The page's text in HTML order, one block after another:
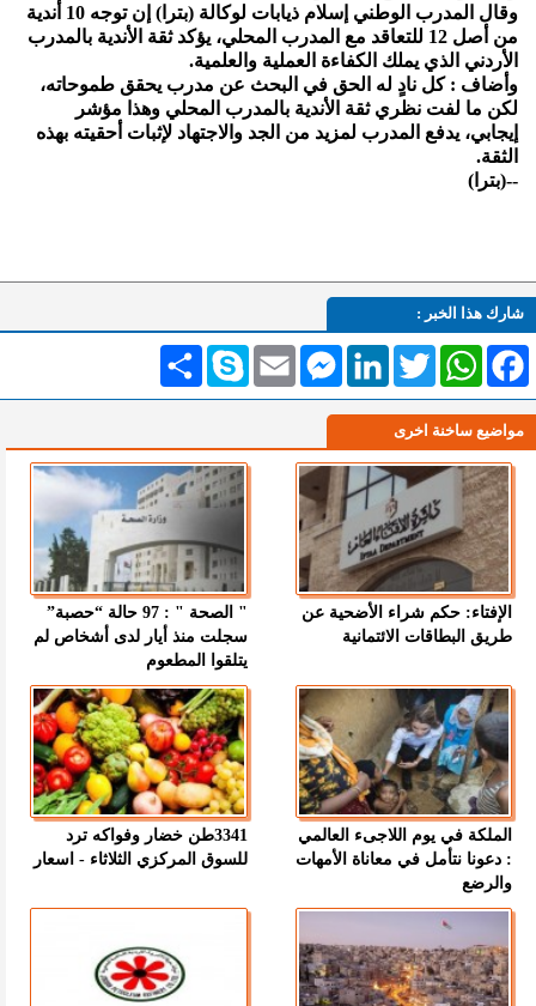
وقال المدرب الوطني إسلام ذيابات لوكالة (بترا) إن توجه 10 أندية
من أصل 12 للتعاقد مع المدرب المحلي، يؤكد ثقة الأندية بالمدرب
الأردني الذي يملك الكفاءة العملية والعلمية.
وأضاف : كل نادٍ له الحق في البحث عن مدرب يحقق طموحاته،
لكن ما لفت نظري ثقة الأندية بالمدرب المحلي وهذا مؤشر
إيجابي، يدفع المدرب لمزيد من الجد والاجتهاد لإثبات أحقيته بهذه
الثقة.
--(بترا)
شارك هذا الخبر :
انشر Skype Email
MessengerLinkedInTwitterWhatsAppFacebook
مواضيع ساخنة اخرى
الإفتاء: حكم شراء الأضحية عن
طريق البطاقات الائتمانية
" الصحة " : 97 حالة “حصبة”
سجلت منذ أيار لدى أشخاص لم
يتلقوا المطعوم
الملكة في يوم اللاجىء العالمي
: دعونا نتأمل في معاناة الأمهات
والرضع
3341طن خضار وفواكه ترد
للسوق المركزي الثلاثاء - اسعار